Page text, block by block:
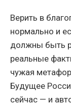
Верить в
нормально и
должны быть
реальные
чужая
Будущее
сейчас — и